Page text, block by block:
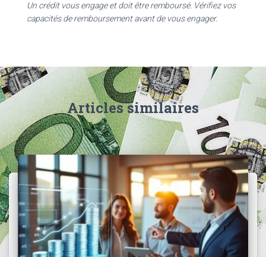
Un crédit vous engage et doit être remboursé. Vérifiez vos
capacités de remboursement avant de vous engager.
Articles similaires